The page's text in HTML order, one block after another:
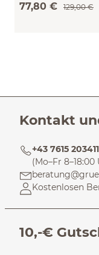
77,80 € 129,00 €
Kontakt
+43 7615 203411
(Mo–Fr 8–18:00
Kostenlosen
10,-€